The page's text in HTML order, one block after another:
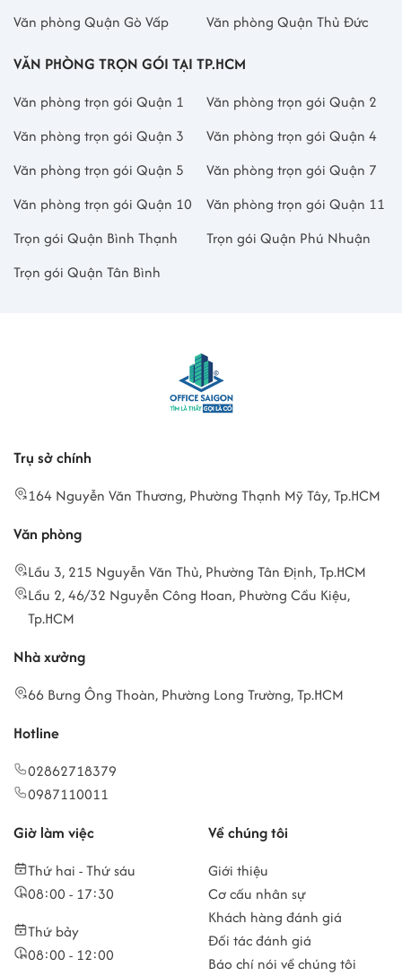
Văn phòng Quận Gò Vấp
Văn phòng Quận Thủ Đức
VĂN PHÒNG TRỌN GÓI TẠI TP.HCM
Văn phòng trọn gói Quận 1
Văn phòng trọn gói Quận 2
Văn phòng trọn gói Quận 3
Văn phòng trọn gói Quận 4
Văn phòng trọn gói Quận 5
Văn phòng trọn gói Quận 7
Văn phòng trọn gói Quận 10
Văn phòng trọn gói Quận 11
Trọn gói Quận Bình Thạnh
Trọn gói Quận Phú Nhuận
Trọn gói Quận Tân Bình
Trụ sở chính
164 Nguyễn Văn Thương, Phường Thạnh Mỹ Tây, Tp.HCM
Văn phòng
Lầu 3, 215 Nguyễn Văn Thủ, Phường Tân Định, Tp.HCM
Lầu 2, 46/32 Nguyễn Công Hoan, Phường Cầu Kiệu,
Tp.HCM
Nhà xưởng
66 Bưng Ông Thoàn, Phường Long Trường, Tp.HCM
Hotline
02862718379
0987110011
Giờ làm việc
Thứ hai - Thứ sáu
08:00 - 17:30
Thứ bảy
08:00 - 12:00
Về chúng tôi
Giới thiệu
Cơ cấu nhân sự
Khách hàng đánh giá
Đối tác đánh giá
Báo chí nói về chúng tôi